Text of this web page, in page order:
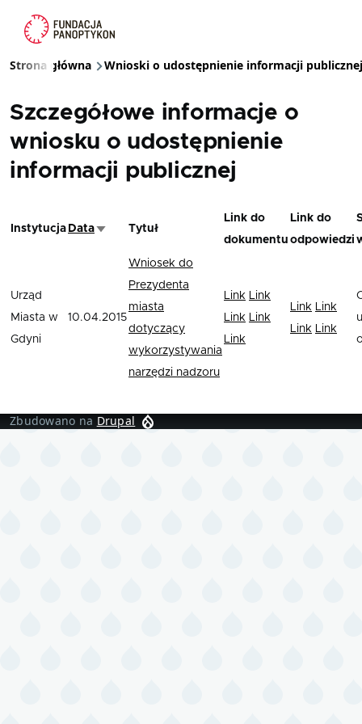
Ścieżka nawigacyjna
Strona główna Wnioski o udostępnienie informacji publicznej
Szczegółowe informacje o
wniosku o udostępnienie
informacji publicznej
Instytucja DataSortuj rosnąco
Tytuł
Link do
dokumentu
Link do
odpowiedzi
Urząd
Miasta w
Gdyni
10.04.2015
Wniosek do
Prezydenta
miasta
dotyczący
wykorzystywania
narzędzi nadzoru
Link Link
Link Link
Link
Link Link
Link Link
Zbudowano na Drupal